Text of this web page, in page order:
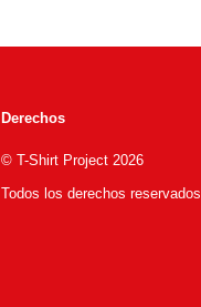
Derechos
© T-Shirt Project 2026
Todos los derechos reservados